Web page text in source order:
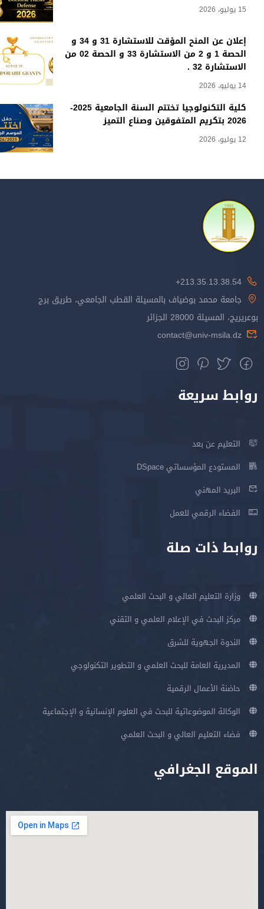
15 يوليو، 2026
إعلان عن المنح المؤقت للاستشارة 31 و 34 و
الحصة 1 و 2 من الاستشارة 33 و الحصة 02 من
الاستشارة 32 .
14 يوليو، 2026
كلية التكنولوجيا تختتم السنة الجامعية 2025-
2026 بتكريم المتفوقين وصناع التميز
12 يوليو، 2026
213.35.13.38.54+
جامعة محمد بوضياف بالمسيلة القطب الجامعي، طريق برج
بوعريريج، المسيلة 28000 الجزائر
contact@univ-msila.dz
روابط سريعة
التعليم عن بعد
المستودع المؤسساتي DSpace
البريد المهني
الفضاء الرقمي للعمل
روابط ذات صلة
وزارة التعليم العالي و البحث العلمي
مركز البحث في الإعلام العلمي و التقني
الندوة الجهوية للشرق
المديرية العامة للبحث العلمي و التطوير التكنولوجي
حاضنة الأعمال الرقمية
الوكالة الموضوعاتية للبحث في العلوم الإنسانية و الإجتماعية
فضاء التعليم العالي و البحث العلمي
الموقع الجغرافي